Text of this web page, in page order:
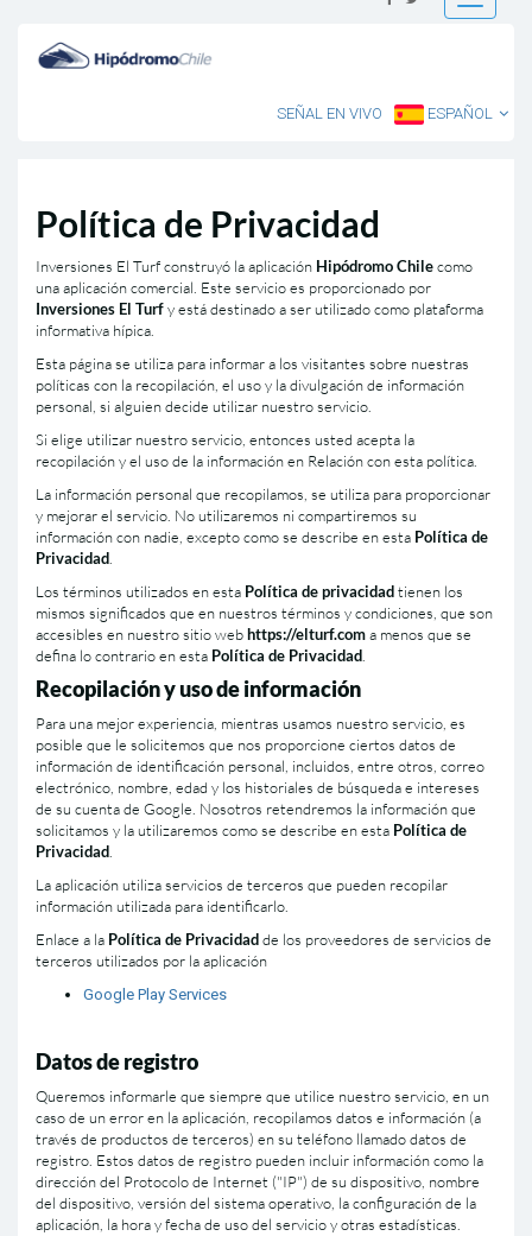
SEÑAL EN VIVO ESPAÑOL
Polí­tica de Privacidad
Inversiones El Turf construyó la aplicación Hipódromo Chilecomo
una aplicación comercial. Este servicio es proporcionado por
Inversiones El Turfy está destinado a ser utilizado como plataforma
informativa hí­pica.
Esta página se utiliza para informar a los visitantes sobre nuestras
polí­ticas con la recopilación, el uso y la divulgación de información
personal, si alguien decide utilizar nuestro servicio.
Si elige utilizar nuestro servicio, entonces usted acepta la
recopilación y el uso de la información en Relación con esta polí­tica.
La información personal que recopilamos, se utiliza para proporcionar
y mejorar el servicio. No utilizaremos ni compartiremos su
información con nadie, excepto como se describe en esta Polí­tica de
Privacidad
Los términos utilizados en esta Polí­tica de privacidadtienen los
mismos significados que en nuestros términos y condiciones, que son
accesibles en nuestro sitio webhttps://elturf.coma menos que se
defina lo contrario en esta Polí­tica de Privacidad
Recopilación y uso de información
Para una mejor experiencia, mientras usamos nuestro servicio, es
posible que le solicitemos que nos proporcione ciertos datos de
información de identificación personal, incluidos, entre otros, correo
electrónico, nombre, edad y los historiales de búsqueda e intereses
de su cuenta de Google. Nosotros retendremos la información que
solicitamos y la utilizaremos como se describe en esta Polí­tica de
Privacidad
La aplicación utiliza servicios de terceros que pueden recopilar
información utilizada para identificarlo.
Enlace a la Polí­tica de Privacidadde los proveedores de servicios de
terceros utilizados por la aplicación
Google Play Services
Datos de registro
Queremos informarle que siempre que utilice nuestro servicio, en un
caso de un error en la aplicación, recopilamos datos e información (a
través de productos de terceros) en su teléfono llamado datos de
registro. Estos datos de registro pueden incluir información como la
dirección del Protocolo de Internet ("IP") de su dispositivo, nombre
del dispositivo, versión del sistema operativo, la configuración de la
aplicación, la hora y fecha de uso del servicio y otras estadí­sticas.